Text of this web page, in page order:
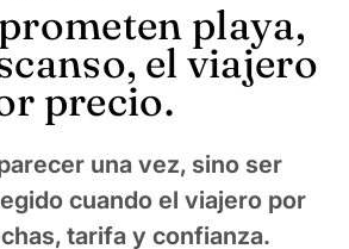
playa,
el viajero
precio.
una vez, sino ser
cuando el viajero por
tarifa y confianza.